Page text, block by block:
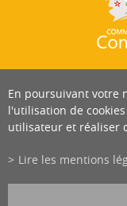
En poursuivant votre
l'utilisation de
utilisateur et réaliser
Lire les mentions